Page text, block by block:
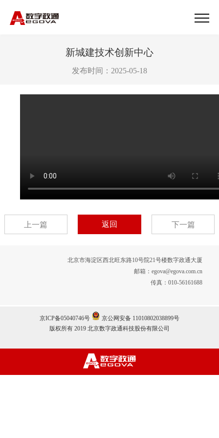
新城建技术创新中心
发布时间：2025-05-18
上一篇 返回 下一篇
北京市海淀区西北旺东路10号院21号楼数字政通大厦
邮箱：egova@egova.com.cn
传真：010-56161688
京ICP备05040746号
京公网安备 11010802038899号
版权所有 2019 北京数字政通科技股份有限公司